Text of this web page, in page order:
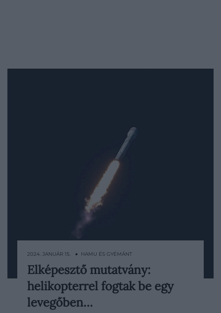
Az új-zélandi székhelyű űrkutatási startup,
a Rocket Lab helikopterrel fogta be az
Electron nevű rakétáját.
2024. JANUÁR 15. ● HAMU ÉS GYÉMÁNT
Elképesztő mutatvány:
helikopterrel fogtak be egy
levegőben…